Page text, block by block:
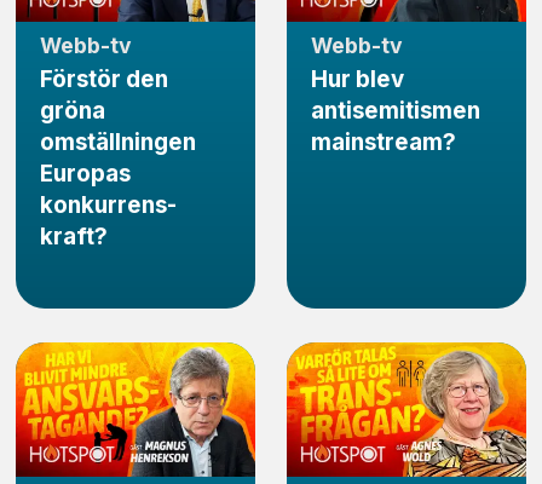
Webb-tv
Förstör den
gröna
omställningen
Europas
konkurrens­
kraft?
Webb-tv
Hur blev
antisemitismen
mainstream?